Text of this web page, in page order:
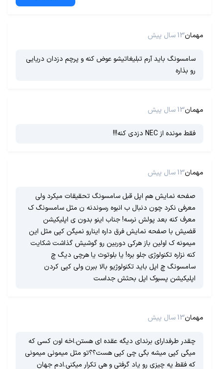
مهمان13 سال پیش
سامسونگ باید آرم تبلیغاتیشو عوض کنه و پرچم دزدان دریایی
رو بذاره
مهمان13 سال پیش
فقط مونده از NEC دزدی کنه!!!
مهمان13 سال پیش
صفحه نمایش هم اپل قبل سامسونگ تحقیقات میکرد ولی
معرفی نکرد چون دنبال ب انبوه رسوندنه ن مثل سامسونگ ک
معرف کنه بعد پولش نرسه! جناب اینو بدون ی اپلیکیشن
قضیش با صفحه نمایش فرق داره اینارو نمیگن کپی مثل این
میمونه ک اولین باز هرکی دوربین رو گوشیش گذاشت شکایت
کنه نزاره تکنولوژی جلو بره! یا بلوتوث یا هرچی دیگ چ
سامسونگ چ اپل باید تکنولوژیو بالا ببرن ولی کپی کردن
اپلیکیشن پسبوک اپل بحثش جداست
مهمان13 سال پیش
چقدر طرفدارای برندای دیگه عقده ای هستن.اخه اون کسی که
میگی کپی میشه بگی چی کپی هست؟؟تو مثل میمونی میمونی
که فقط یه چیزی رو یاد گرفتی و هی تکرار میکنی.ادم جهان